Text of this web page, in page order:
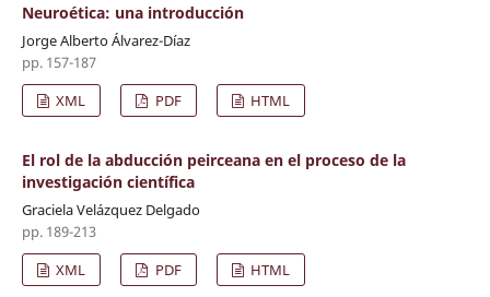
Neuroética: una introducción
Jorge Alberto Álvarez-Díaz
pp. 157-187
XML
PDF HTML
El rol de la abducción peirceana en el proceso de la
investigación científica
Graciela Velázquez Delgado
pp. 189-213
XML
PDF HTML